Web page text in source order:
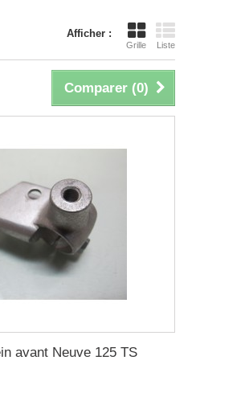
Afficher :
Grille Liste
Comparer (0)
avant Neuve 125 TS